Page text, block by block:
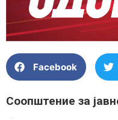
Facebook
Соопштение за